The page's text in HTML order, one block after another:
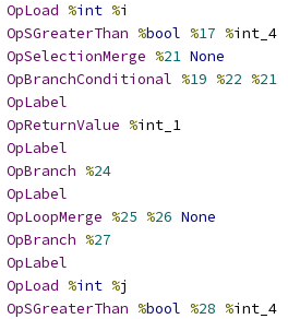
OpLoad %int %i
OpSGreaterThan %bool %17 %int_4
OpSelectionMerge %21 None
OpBranchConditional %19 %22 %21
OpLabel
OpReturnValue %int_1
OpLabel
OpBranch %24
OpLabel
OpLoopMerge %25 %26 None
OpBranch %27
OpLabel
OpLoad %int %j
OpSGreaterThan %bool %28 %int_4